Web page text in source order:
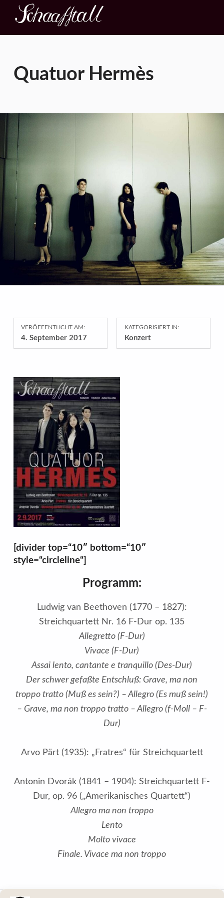
Quatuor Hermès
VERÖFFENTLICHT AM:
4. September 2017
KATEGORISIERT IN:
Konzert
[divider top=“10″ bottom=“10″
style=“circleline“]
Programm:
Ludwig van Beethoven (1770 – 1827):
Streichquartett Nr. 16 F-Dur op. 135
Allegretto (F-Dur)
Vivace (F-Dur)
Assai lento, cantante e tranquillo (Des-Dur)
Der schwer gefaßte Entschluß: Grave, ma non
troppo tratto (Muß es sein?) – Allegro (Es muß sein!)
– Grave, ma non troppo tratto – Allegro (f-Moll – F-
Dur)
Arvo Pärt (1935): „Fratres“ für Streichquartett
Antonin Dvorák (1841 – 1904): Streichquartett F-
Dur, op. 96 („Amerikanisches Quartett“)
Allegro ma non troppo
Lento
Molto vivace
Finale. Vivace ma non troppo
Beitragsnavigation